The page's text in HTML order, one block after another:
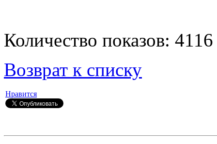
Количество показов: 4116
Возврат к списку
Нравится